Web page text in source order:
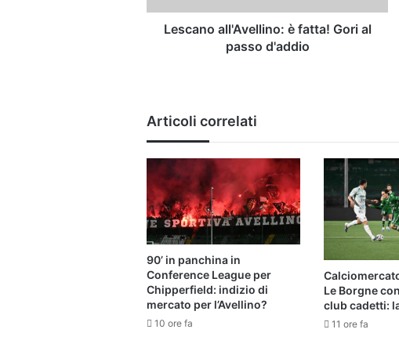
Lescano all'Avellino: è fatta! Gori al
passo d'addio
Articoli correlati
90’ in panchina in
Conference League per
Chipperfield: indizio di
mercato per l’Avellino?
10 ore fa
Le Borgne
club cadetti:
11 ore fa